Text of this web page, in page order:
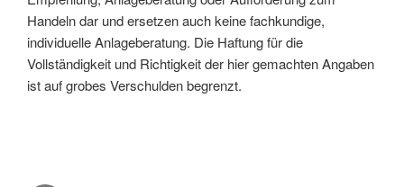
Handeln dar und ersetzen auch keine fachkundige,
individuelle Anlageberatung. Die Haftung für die
Vollständigkeit und Richtigkeit der hier gemachten Angaben
ist auf grobes Verschulden begrenzt.